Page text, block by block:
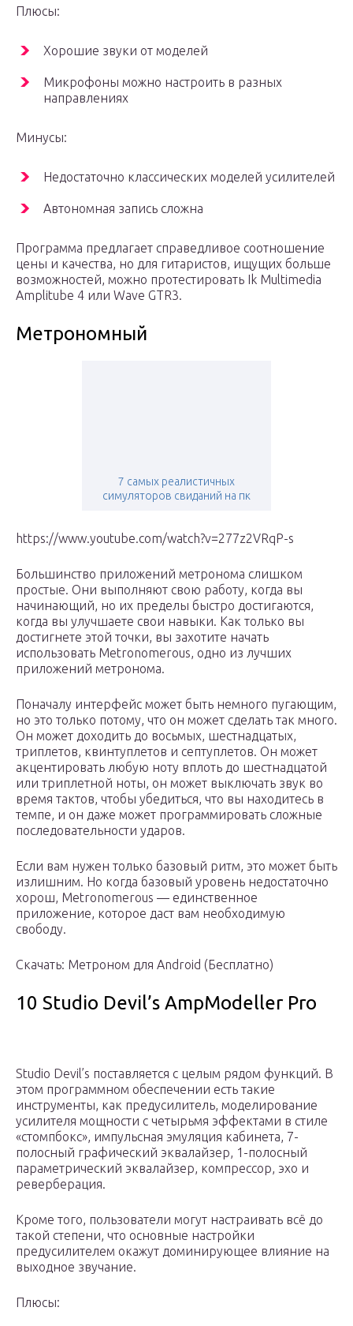
Плюсы:
Хорошие звуки от моделей
Микрофоны можно настроить в разных
направлениях
Минусы:
Недостаточно классических моделей усилителей
Автономная запись сложна
Программа предлагает справедливое соотношение
цены и качества, но для гитаристов, ищущих больше
возможностей, можно протестировать Ik Multimedia
Amplitube 4 или Wave GTR3.
Метрономный
7 самых реалистичных
симуляторов свиданий на пк
https://www.youtube.com/watch?v=277z2VRqP-s
Большинство приложений метронома слишком
простые. Они выполняют свою работу, когда вы
начинающий, но их пределы быстро достигаются,
когда вы улучшаете свои навыки. Как только вы
достигнете этой точки, вы захотите начать
использовать Metronomerous, одно из лучших
приложений метронома.
Поначалу интерфейс может быть немного пугающим,
но это только потому, что он может сделать так много.
Он может доходить до восьмых, шестнадцатых,
триплетов, квинтуплетов и септуплетов. Он может
акцентировать любую ноту вплоть до шестнадцатой
или триплетной ноты, он может выключать звук во
время тактов, чтобы убедиться, что вы находитесь в
темпе, и он даже может программировать сложные
последовательности ударов.
Если вам нужен только базовый ритм, это может быть
излишним. Но когда базовый уровень недостаточно
хорош, Metronomerous — единственное
приложение, которое даст вам необходимую
свободу.
Скачать: Метроном для Android (Бесплатно)
10 Studio Devil’s AmpModeller Pro
Studio Devil’s поставляется с целым рядом функций. В
этом программном обеспечении есть такие
инструменты, как предусилитель, моделирование
усилителя мощности с четырьмя эффектами в стиле
«стомпбокс», импульсная эмуляция кабинета, 7-
полосный графический эквалайзер, 1-полосный
параметрический эквалайзер, компрессор, эхо и
реверберация.
Кроме того, пользователи могут настраивать всё до
такой степени, что основные настройки
предусилителем окажут доминирующее влияние на
выходное звучание.
Плюсы: